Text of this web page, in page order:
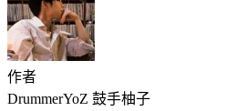
作者
DrummerYoZ 鼓手柚子